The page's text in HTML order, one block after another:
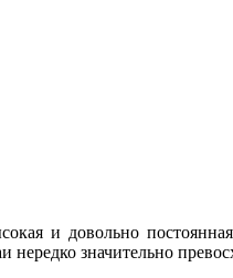
и довольно
нередко значительно